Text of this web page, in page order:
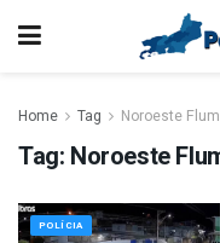
Home Tag Noroeste
Tag: Noroeste
POLÍCIA